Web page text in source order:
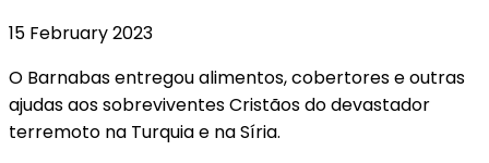
15 February 2023
O Barnabas entregou alimentos, cobertores e outras
ajudas aos sobreviventes Cristãos do devastador
terremoto na Turquia e na Síria.